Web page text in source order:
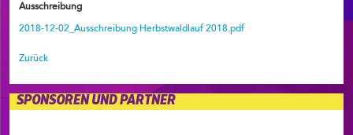
Ausschreibung
2018-12-02_Ausschreibung Herbstwaldlauf 2018.pdf
Zurück
SPONSOREN UND PARTNER